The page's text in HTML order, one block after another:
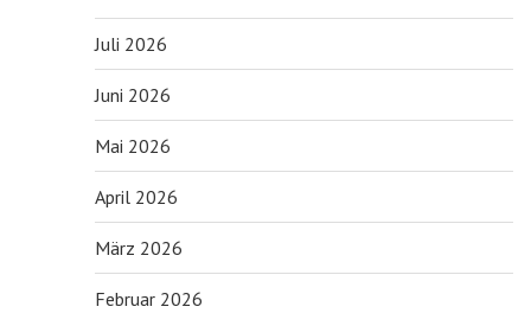
Juli 2026
Juni 2026
Mai 2026
April 2026
März 2026
Februar 2026